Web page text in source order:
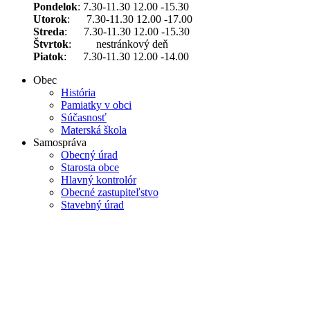
Pondelok: 7.30-11.30 12.00 -15.30
Utorok: 7.30-11.30 12.00 -17.00
Streda: 7.30-11.30 12.00 -15.30
Štvrtok: nestránkový deň
Piatok: 7.30-11.30 12.00 -14.00
Obec
História
Pamiatky v obci
Súčasnosť
Materská škola
Samospráva
Obecný úrad
Starosta obce
Hlavný kontrolór
Obecné zastupiteľstvo
Stavebný úrad